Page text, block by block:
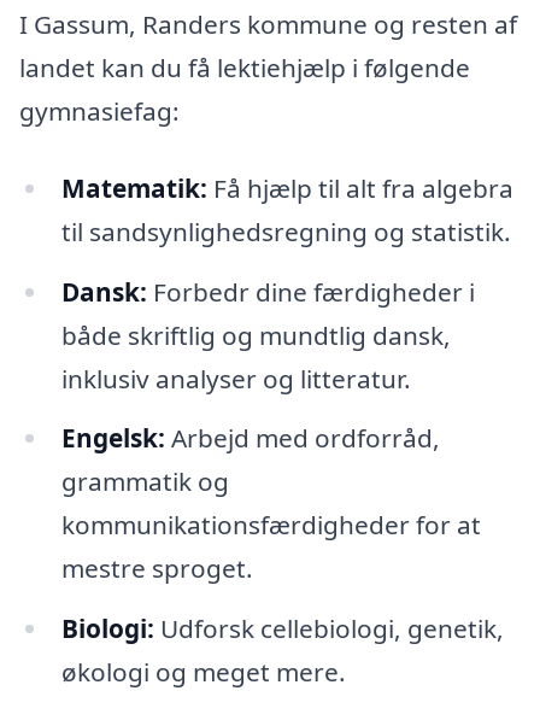
I Gassum, Randers kommune og resten af
landet kan du få lektiehjælp i følgende
gymnasiefag:
Matematik: Få hjælp til alt fra algebra
til sandsynlighedsregning og statistik.
Dansk: Forbedr dine færdigheder i
både skriftlig og mundtlig dansk,
inklusiv analyser og litteratur.
Engelsk: Arbejd med ordforråd,
grammatik og
kommunikationsfærdigheder for at
mestre sproget.
Biologi: Udforsk cellebiologi, genetik,
økologi og meget mere.